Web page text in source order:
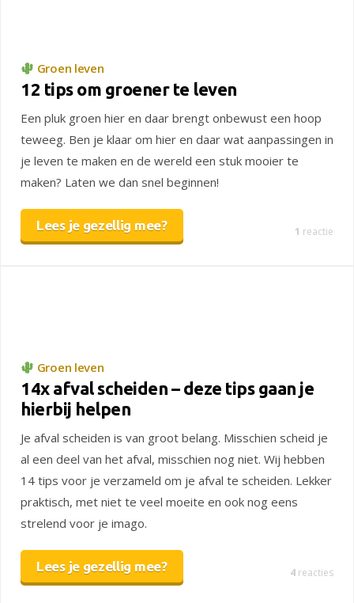
Groen leven
12 tips om groener te leven
Een pluk groen hier en daar brengt onbewust een hoop
teweeg. Ben je klaar om hier en daar wat aanpassingen in
je leven te maken en de wereld een stuk mooier te
maken? Laten we dan snel beginnen!
Lees je gezellig mee? 1 reactie
Groen leven
14x afval scheiden – deze tips gaan je
hierbij helpen
Je afval scheiden is van groot belang. Misschien scheid je
al een deel van het afval, misschien nog niet. Wij hebben
14 tips voor je verzameld om je afval te scheiden. Lekker
praktisch, met niet te veel moeite en ook nog eens
strelend voor je imago.
Lees je gezellig mee? 4 reacties